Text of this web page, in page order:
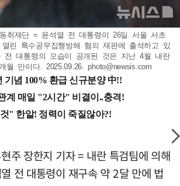
취재단 = 윤석열 전 대통령이 26일 서울 서초
린 특수공무집행방해 혐의 재판에 출석하고 있
전 대통령의 모습이 공개된 것은 지난 4월 내란
월 만이다. 2025.09.26.photo@newsis.com
주 장한지 기자 = 내란 특검팀에 의해
전 대통령이 재구속 약 2달 만에 법